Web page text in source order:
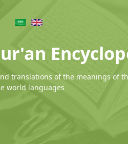
translations of the meanings of
world languages